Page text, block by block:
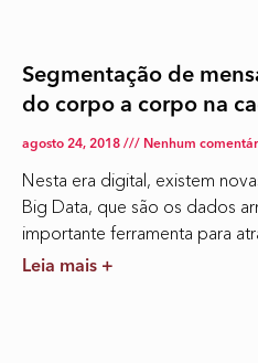
Segmentação de
do corpo a corpo na
agosto 24, 2018 Nenhum
Nesta era digital, existem
Big Data, que são os dados
importante ferramenta para
Leia mais +